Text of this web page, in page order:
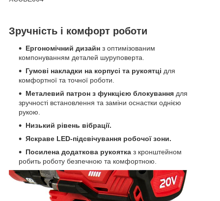
Зручність і комфорт роботи
Ергономічний дизайн з оптимізованим
компонуванням деталей шуруповерта.
Гумові накладки на корпусі та рукоятці для
комфортної та точної роботи.
Металевий патрон з функцією блокування для
зручності встановлення та заміни оснастки однією
рукою.
Низький рівень вібрації.
Яскраве LED-підсвічування робочої зони.
Посилена додаткова рукоятка з кронштейном
робить роботу безпечною та комфортною.